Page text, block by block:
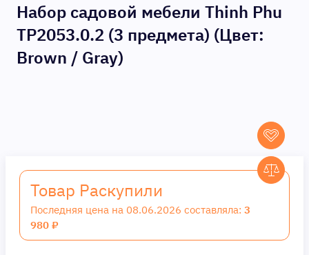
Набор садовой мебели Thinh Phu
TP2053.0.2 (3 предмета) (Цвет:
Brown / Gray)
Товар Раскупили
Последняя цена на 08.06.2026 составляла: 3
980 ₽